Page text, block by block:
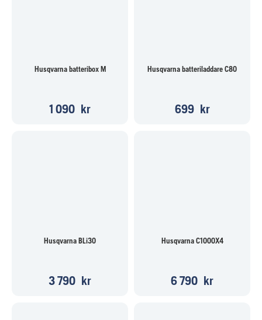
Husqvarna batteribox M
1 090 kr
Husqvarna batteriladdare C80
699 kr
Husqvarna BLi30
3 790 kr
Husqvarna C1000X4
6 790 kr